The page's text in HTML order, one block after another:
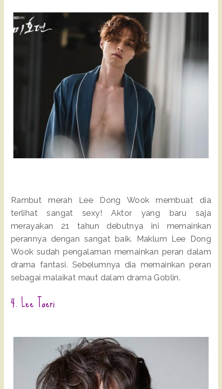
Rambut merah Lee Dong Wook membuat dia
terlihat sangat sexy! Aktor yang baru saja
merayakan 21 tahun debutnya ini memainkan
perannya dengan sangat baik. Maklum Lee Dong
Wook sudah pengalaman memainkan peran dalam
drama fantasi. Sebelumnya dia memainkan peran
sebagai malaikat maut dalam drama Goblin.
4. Lee Taeri